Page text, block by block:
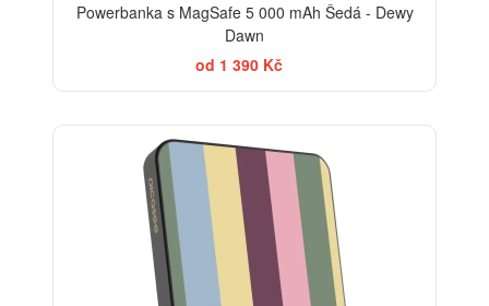
Powerbanka s MagSafe 5 000 mAh Šedá - Dewy
Dawn
od 1 390 Kč